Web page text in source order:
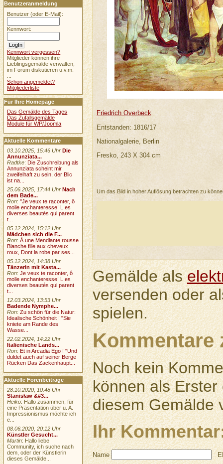
Friedrich Overbeck
Entstanden: 1816/17
Nationalgalerie, Berlin
Fresko, 243 X 304 cm
Um das Bild in hoher Auflösung betrachten zu
Gemälde als
versenden oder
spielen.
Kommentare
Noch kein
können als
diesem Gemälde
Ihr
Name
Benutzeranmeldung
Benutzer (oder E-Mail):
Kennwort:
Kennwort vergessen?
Mitglieder können ihre
Lieblingsgemälde verwalten,
im Forum diskutieren u.v.m.
Schon angemeldet?
Mitgliederliste
Für Ihre Homepage
Das Gemälde des Tages
Das Zufallsgemälde
Module für WP/Joomla
Aktuelle Kommentare
03.10.2025, 15:46 Uhr Die
Annunziata...
Radtke: Die Zuschreibung als
Annunziata scheint mir
zweifelhaft zu sein, der Blic
ist na...
25.06.2025, 17:44 Uhr Nach
dem Bade...
Ron:"Je veux te raconter, ô
molle enchanteresse! L es
diverses beautés qui parent
t...
05.12.2024, 15:12 Uhr
Mädchen sich die F...
Ron:À une Mendiante rousse
Blanche fille aux cheveux
roux, Dont la robe par ses...
05.12.2024, 14:38 Uhr
Tänzerin mit Kasta...
Ron:Je veux te raconter, ô
molle enchanteresse! L es
diverses beautés qui parent
t...
12.03.2024, 13:53 Uhr
Badende Nymphe...
Ron:Zu schön für die Natur:
Idealische Schönheit ! "Sie
kniete am Rande des
Wasse...
22.02.2024, 14:22 Uhr
Italienische Lands...
Ron:Et in Arcadia Ego ! "Und
duldet auch auf seiner Berge
Rücken Das Zackenhaupt...
Aktuelle Forenbeiträge
28.10.2020, 10:48 Uhr
Stanisław &#3...
Heiko: Hallo zusammen, für
eine Präsentation über u. A.
Impressionismus möchte ich
e...
08.06.2020, 20:12 Uhr
Künstler Gesucht...
Martin: Hallo liebe
Community, ich suche nach
dem, oder der Künstlerin
dieses Gemälde...